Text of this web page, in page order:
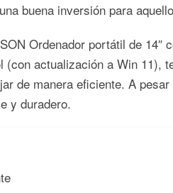
buena inversión para
Ordenador portátil de
(con actualización a Win 11),
de manera eficiente. A
y duradero.